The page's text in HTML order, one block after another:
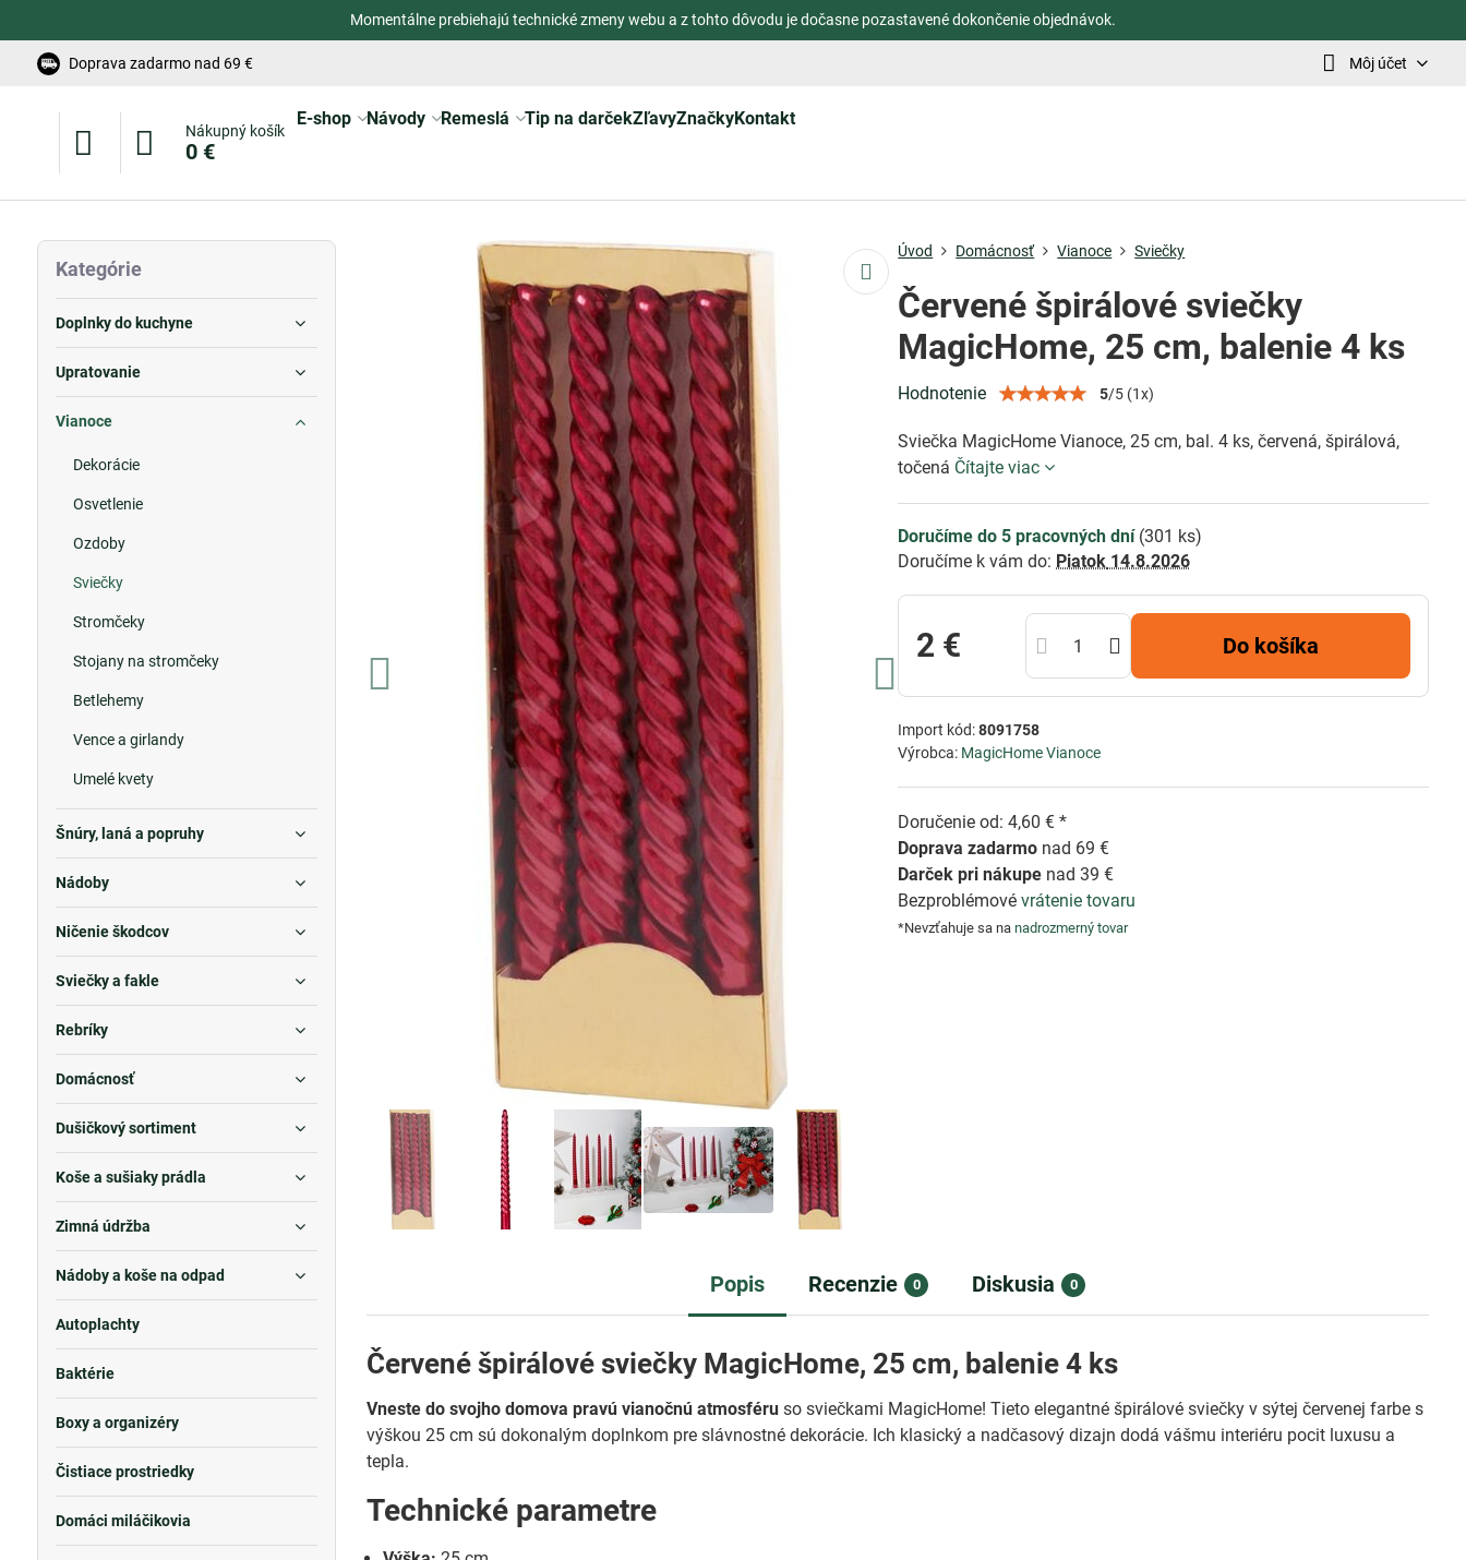
Momentálne prebiehajú technické zmeny webu a z tohto dôvodu je dočasne pozastavené dokončenie objednávok.
Doprava zadarmo nad 69 € Môj účet
Nákupný košík
0 €
E-shop Návody Remeslá Tip na darčekZľavyZnačkyKontakt
Úvod Domácnosť Vianoce Sviečky
Červené špirálové sviečky
MagicHome, 25 cm, balenie 4 ks
Hodnotenie 5/5 (1x)
Sviečka MagicHome Vianoce, 25 cm, bal. 4 ks, červená, špirálová,
točená Čítajte viac
Doručíme do 5 pracovných dní (301 ks)
Doručíme k vám do: Piatok 14.8.2026
2 € Do košíka
Import kód:8091758
Výrobca: MagicHome Vianoce
Doručenie od: 4,60 € *
Doprava zadarmo nad 69 €
Darček pri nákupe nad 39 €
Bezproblémovévrátenie tovaru
*Nevzťahuje sa nanadrozmerný tovar
Popis Recenzie 0 Diskusia 0
Červené špirálové sviečky MagicHome, 25 cm, balenie 4 ks
Vneste do svojho domova pravú vianočnú atmosféru so sviečkami MagicHome! Tieto elegantné špirálové sviečky v sýtej červenej farbe s
výškou 25 cm sú dokonalým doplnkom pre slávnostné dekorácie. Ich klasický a nadčasový dizajn dodá vášmu interiéru pocit luxusu a
tepla.
Technické parametre
Kategórie
Doplnky do kuchyne
Upratovanie
Vianoce
Dekorácie
Osvetlenie
Ozdoby
Sviečky
Stromčeky
Stojany na stromčeky
Betlehemy
Vence a girlandy
Umelé kvety
Šnúry, laná a popruhy
Nádoby
Ničenie škodcov
Sviečky a fakle
Rebríky
Domácnosť
Dušičkový sortiment
Koše a sušiaky prádla
Zimná údržba
Nádoby a koše na odpad
Autoplachty
Baktérie
Boxy a organizéry
Čistiace prostriedky
Domáci miláčikovia